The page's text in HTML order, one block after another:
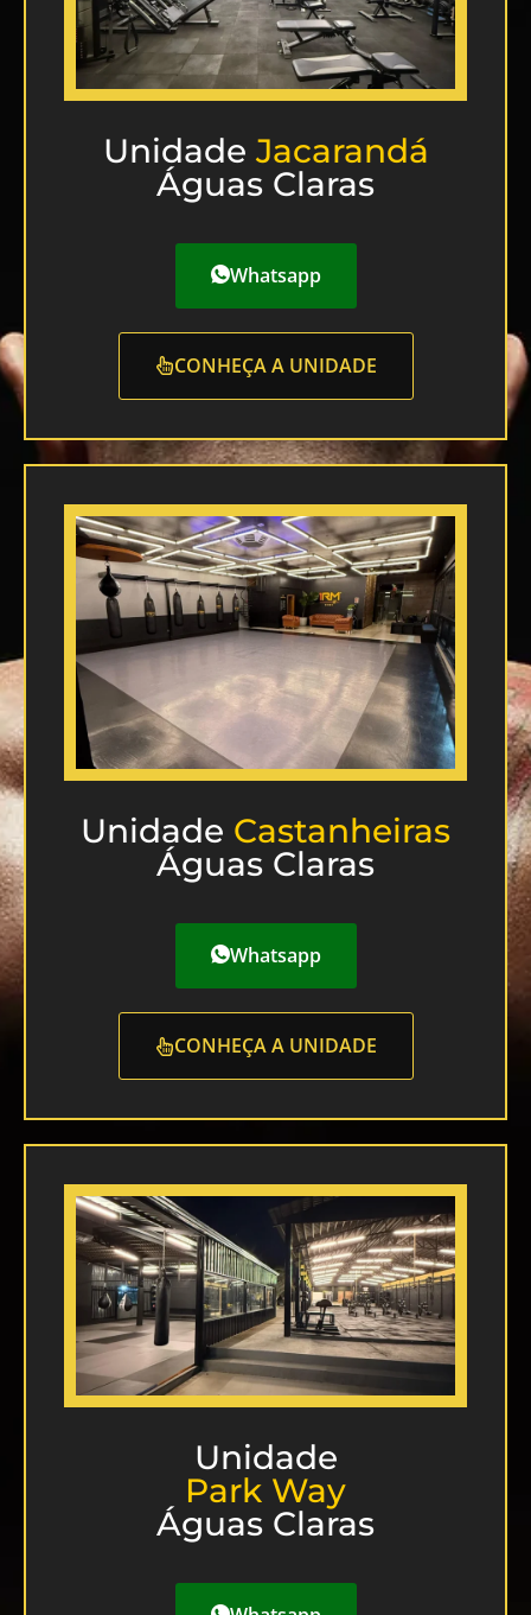
Unidade Jacarandá
Águas Claras
Whatsapp
CONHEÇA A UNIDADE
Unidade Castanheiras
Águas Claras
Whatsapp
CONHEÇA A UNIDADE
Unidade
Park Way
Águas Claras